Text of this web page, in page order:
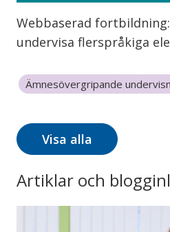
Webbaserad
undervisa flerspråkiga
Ämnesövergripande
Visa alla
Artiklar och